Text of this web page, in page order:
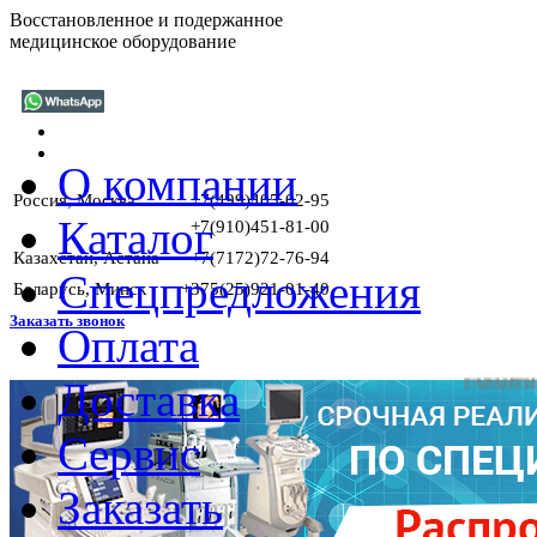
Восстановленное и подержанное
медицинское оборудование
Россия, Москва
+7(499)405-02-95
+7(910)451-81-00
Казахстан, Астана
+7(7172)72-76-94
Беларусь, Минск
+375(25)921-01-40
Заказать звонок
ГАРАНТИИ
О компании
Каталог
Спецпредложения
Оплата
Доставка
Сервис
Заказать